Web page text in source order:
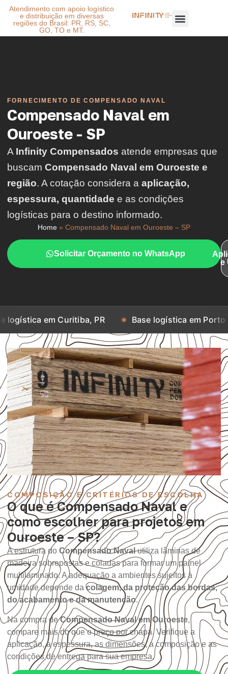
Atendimento com apoio logístico
e distribuição em diversas
regiões do Brasil: PR, RS, SC,
GO, TO e MT.
FORNECIMENTO DE COMPENSADO NAVAL
Compensado Naval em
Ouroeste - SP
A Infinity Compensados atende empresas que
buscam Compensado Naval em Ouroeste e
região. A cotação considera a aplicação,
espessura, quantidade e as condições
logísticas para o destino informado.
Home » Compensado Naval em Ouroeste – SP
Solicitar Orçamento no WhatsApp
e
Curitiba, PR Base logística em Porto Alegre, RS
COMPOSIÇÃO E CRITÉRIOS DE ESCOLHA
O que é Compensado Naval e
como escolher para projetos em
Ouroeste – SP?
A estrutura do Compensado Navalutiliza lâminas de
madeira sobrepostas e coladas para formar um painel
multilaminado. A adequação a ambientes sujeitos à
umidade depende dacolagem, da proteção das bordas,
do acabamento e da manutenção.
Na compra deCompensado Naval em Ouroeste,
compare mais do que o preço por chapa. Verifique a
aplicação, a espessura, as dimensões, a composição e as
condições de entrega para sua empresa.